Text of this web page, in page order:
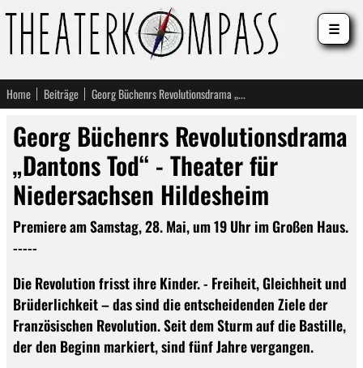
Home Beiträge Georg Büchenrs Revolutionsdrama „Dantons Tod“ - Theater für Niedersachsen Hildesheim
Georg Büchenrs Revolutionsdrama
„Dantons Tod“ - Theater für
Niedersachsen Hildesheim
Premiere am Samstag, 28. Mai, um 19 Uhr im Großen Haus.
-----
Die Revolution frisst ihre Kinder. - Freiheit, Gleichheit und
Brüderlichkeit – das sind die entscheidenden Ziele der
Französischen Revolution. Seit dem Sturm auf die Bastille,
der den Beginn markiert, sind fünf Jahre vergangen.
☰